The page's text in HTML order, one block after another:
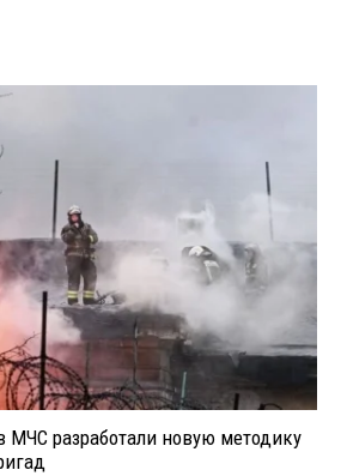
МЧС разработали новую методику